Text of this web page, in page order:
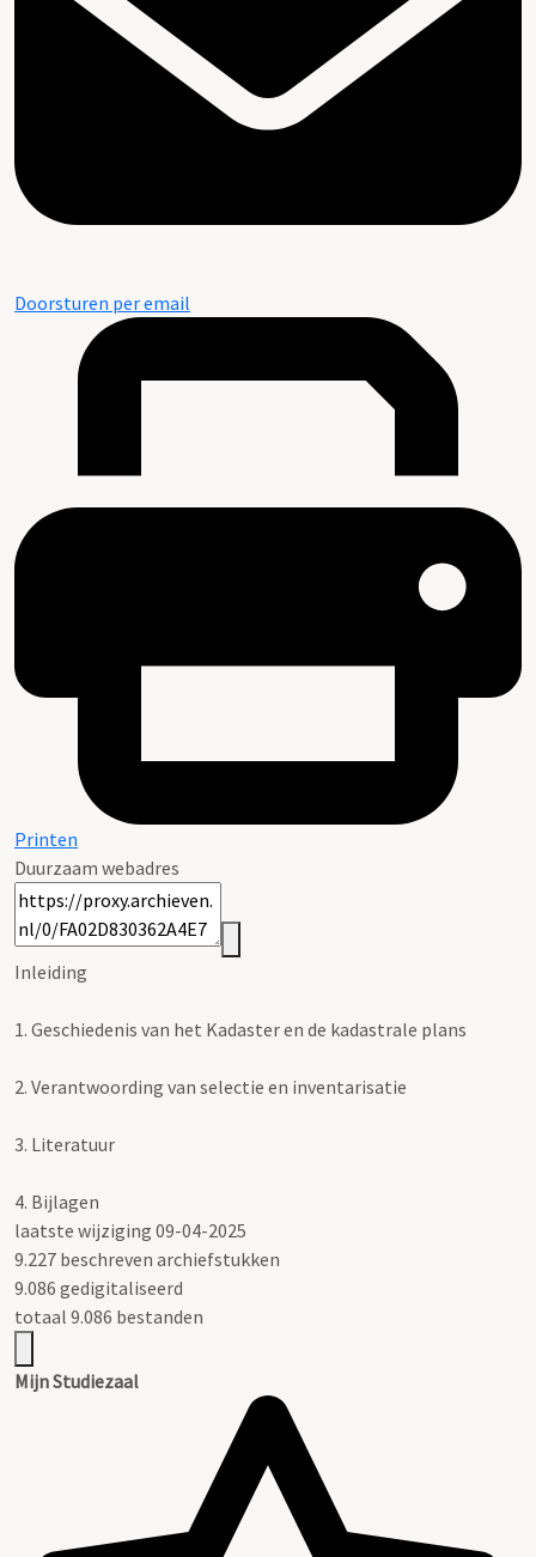
Doorsturen per email
Printen
Duurzaam webadres
Inleiding
1. Geschiedenis van het Kadaster en de kadastrale plans
2. Verantwoording van selectie en inventarisatie
3. Literatuur
4. Bijlagen
laatste wijziging 09-04-2025
9.227 beschreven archiefstukken
9.086 gedigitaliseerd
totaal 9.086 bestanden
Mijn Studiezaal